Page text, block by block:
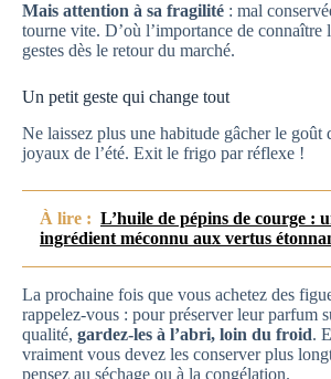
Mais attention à sa fragilité : mal
tourne vite. D’où l’importance de connaître
gestes dès le retour du marché.
Un petit geste qui change tout
Ne laissez plus une habitude gâcher le goût
joyaux de l’été. Exit le frigo par réflexe !
À lire : L’huile de pépins de courge :
ingrédient méconnu aux vertus
La prochaine fois que vous achetez des
rappelez-vous : pour préserver leur parfum
qualité, gardez-les à l’abri, loin du froid.
vraiment vous devez les conserver plus
pensez au séchage ou à la congélation.